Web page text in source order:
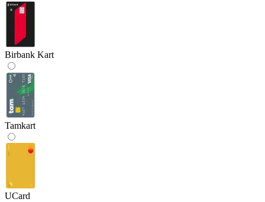
Birbank Kart
Tamkart
UCard